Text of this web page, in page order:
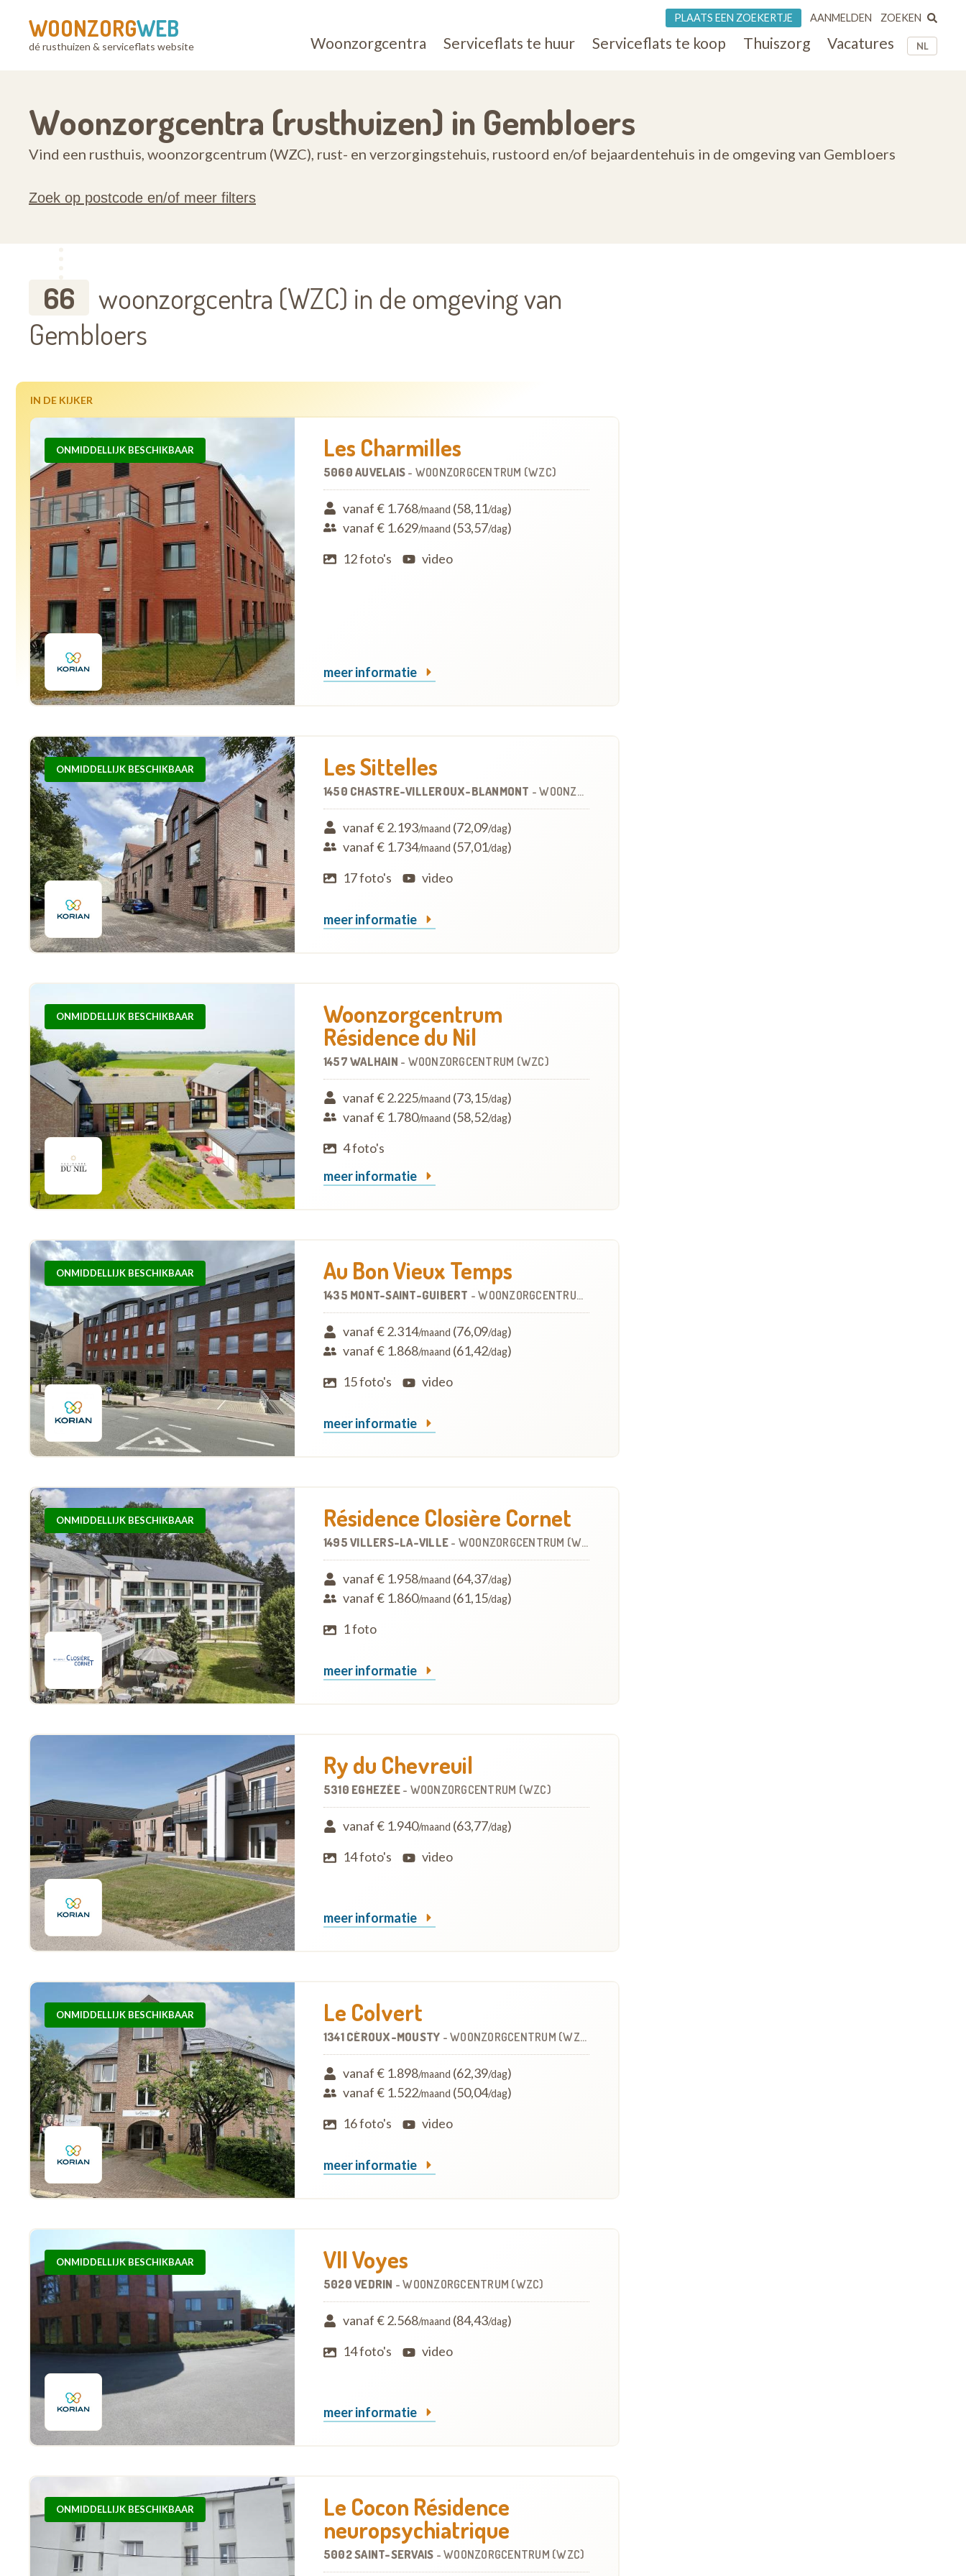
WOONZORGWEB
dé rusthuizen & serviceflats website NL
Woonzorgcentra Serviceflats te huur Serviceflats te koop Thuiszorg Vacatures
PLAATS EEN ZOEKERTJE AANMELDEN ZOEKEN
Woonzorgcentra (rusthuizen) in Gembloers
Vind een rusthuis, woonzorgcentrum (WZC), rust- en verzorgingstehuis, rustoord en/of bejaardentehuis in de omgeving van Gembloers
Zoek op postcode en/of meer filters
66
woonzorgcentra (WZC) in de omgeving van
Gembloers
IN DE KIJKER
ONMIDDELLIJK BESCHIKBAAR Les Charmilles
5060 AUVELAIS - WOONZORGCENTRUM (WZC)
vanaf € 1.768/maand (58,11/dag)
vanaf € 1.629/maand (53,57/dag)
12 foto's
video
meer informatie
ONMIDDELLIJK BESCHIKBAAR Les Sittelles
1450 CHASTRE-VILLEROUX-BLANMONT -WOONZORGCENTRUM (WZC)
vanaf € 2.193/maand (72,09/dag)
vanaf € 1.734/maand (57,01/dag)
17 foto's
video
meer informatie
ONMIDDELLIJK BESCHIKBAAR Woonzorgcentrum
Résidence du Nil
1457 WALHAIN - WOONZORGCENTRUM (WZC)
vanaf € 2.225/maand (73,15/dag)
vanaf € 1.780/maand (58,52/dag)
4 foto's
meer informatie
ONMIDDELLIJK BESCHIKBAAR Au Bon Vieux Temps
1435 MONT-SAINT-GUIBERT -WOONZORGCENTRUM (WZC)
vanaf € 2.314/maand (76,09/dag)
vanaf € 1.868/maand (61,42/dag)
15 foto's
video
meer informatie
ONMIDDELLIJK BESCHIKBAAR Résidence Closière Cornet
1495 VILLERS-LA-VILLE - WOONZORGCENTRUM (WZC)
vanaf € 1.958/maand (64,37/dag)
vanaf € 1.860/maand (61,15/dag)
1 foto
meer informatie
Ry du Chevreuil
5310 EGHEZÉE - WOONZORGCENTRUM (WZC)
vanaf € 1.940/maand (63,77/dag)
14 foto's
video
meer informatie
ONMIDDELLIJK BESCHIKBAAR Le Colvert
1341 CÉROUX-MOUSTY -WOONZORGCENTRUM (WZC)
vanaf € 1.898/maand (62,39/dag)
vanaf € 1.522/maand (50,04/dag)
16 foto's
video
meer informatie
ONMIDDELLIJK BESCHIKBAAR VII Voyes
5020 VEDRIN -WOONZORGCENTRUM (WZC)
vanaf € 2.568/maand (84,43/dag)
14 foto's
video
meer informatie
ONMIDDELLIJK BESCHIKBAAR Le Cocon Résidence
neuropsychiatrique
5002 SAINT-SERVAIS -WOONZORGCENTRUM (WZC)